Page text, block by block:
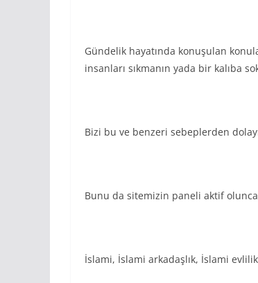
Gündelik hayatında konuşulan
insanları sıkmanın yada bir kalıba
Bizi bu ve benzeri sebeplerden
Bunu da sitemizin paneli aktif
İslami, İslami arkadaşlık, İslami